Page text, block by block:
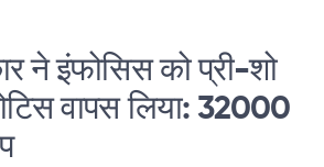
ने इंफोसिस को प्री-शो
वापस लिया: 32000